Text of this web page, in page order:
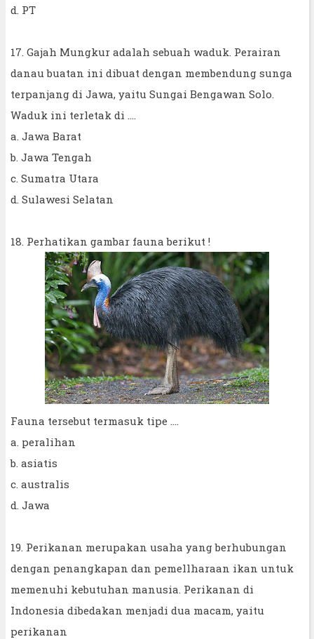
d. PT
17. Gajah Mungkur adalah sebuah waduk. Perairan
danau buatan ini dibuat dengan membendung sunga
terpanjang di Jawa, yaitu Sungai Bengawan Solo.
Waduk ini terletak di ....
a. Jawa Barat
b. Jawa Tengah
c. Sumatra Utara
d. Sulawesi Selatan
18. Perhatikan gambar fauna berikut !
Fauna tersebut termasuk tipe ....
a. peralihan
b. asiatis
c. australis
d. Jawa
19. Perikanan merupakan usaha yang berhubungan
dengan penangkapan dan pemellharaan ikan untuk
memenuhi kebutuhan manusia. Perikanan di
Indonesia dibedakan menjadi dua macam, yaitu
perikanan